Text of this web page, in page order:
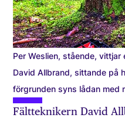
Per Weslien, stående,
David Allbrand, sittande på
förgrunden syns lådan med
Fältteknikern David